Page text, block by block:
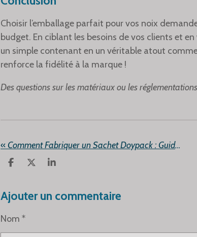
Choisir l’emballage parfait pour vos noix
budget. En ciblant les besoins de vos clients et
un simple contenant en un véritable atout
renforce la fidélité à la marque !
Des questions sur les matériaux ou les
« Comment Fabriquer un Sachet Doypack : Guide Étape par Étape
P
T
A
E
P
T
A
P
T
A
Ajouter un commentaire
Nom *